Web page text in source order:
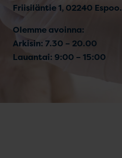
Friisiläntie 1, 02240 Espoo.
Olemme avoinna:
Arkisin: 7.30 – 20.00
Lauantai: 9:00 – 15:00